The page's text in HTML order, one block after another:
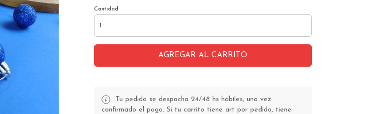
Cantidad
AGREGAR AL CARRITO
Tu pedido se despacha 24/48 hs hábiles, una vez
confirmado el pago. Si tu carrito tiene art por pedido, tiene